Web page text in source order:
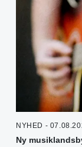
NYHED -
Ny